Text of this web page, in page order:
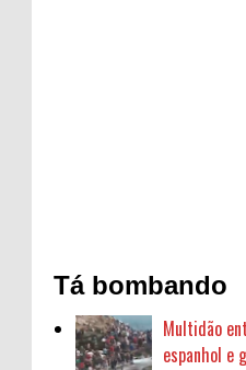
Tá bombando
Multidão
espanhol e